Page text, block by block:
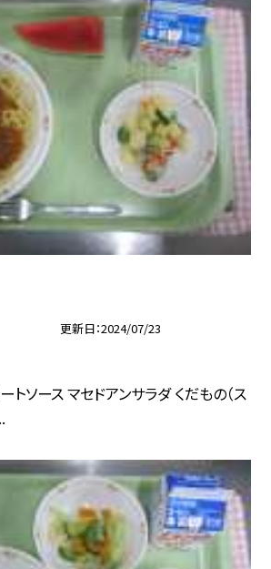
更新日 2024/07/23
トソース マセドアンサラダ くだもの（ス